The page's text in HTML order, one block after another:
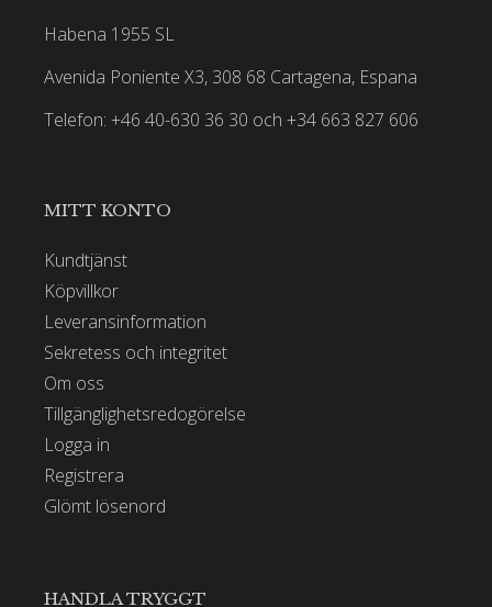
Habena 1955 SL
Avenida Poniente X3, 308 68 Cartagena, Espana
Telefon: +46 40-630 36 30 och +34 663 827 606
MITT KONTO
Kundtjänst
Köpvillkor
Leveransinformation
Sekretess och integritet
Om oss
Tillgänglighetsredogörelse
Logga in
Registrera
Glömt lösenord
HANDLA TRYGGT